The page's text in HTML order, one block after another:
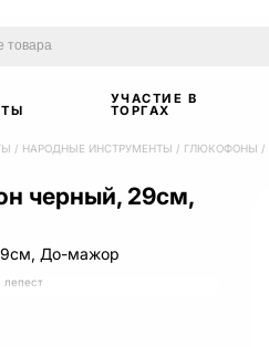
УЧАСТИЕ В
ТОРГАХ
/ НАРОДНЫЕ ИНСТРУМЕНТЫ / ГЛЮКОФОНЫ /
черный, 29см,
До-мажор